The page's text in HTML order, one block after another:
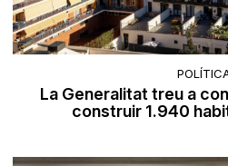
La Generalitat treu a
construir 1.940